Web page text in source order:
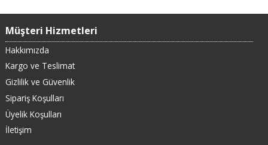
Müşteri Hizmetleri
Hakkımızda
Kargo ve Teslimat
Gizlilik ve Güvenlik
Sipariş Koşulları
Üyelik Koşulları
İletişim